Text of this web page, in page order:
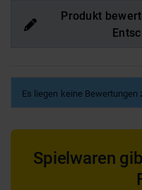
Produkt
Es liegen keine Bewertungen
Spielwaren